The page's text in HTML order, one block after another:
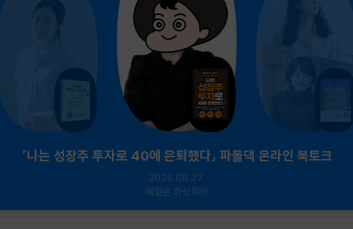
『나는 성장주 투자로 40에 은퇴했다』 파돌댁 온라인 북토크
2026.08.27.
웨일온 화상회의